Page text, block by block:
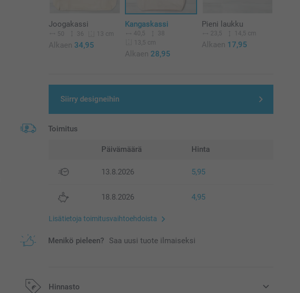
Joogakassi
50 36 13 cm
Alkaen 34,95
Kangaskassi
40,5
38
13,5 cm
Alkaen 28,95
Pieni laukku
23,5 14,5 cm
Alkaen 17,95
Siirry designeihin
Toimitus
Päivämäärä Hinta
13.8.2026 5,95
18.8.2026 4,95
Lisätietoja toimitusvaihtoehdoista
Menikö pieleen? Saa uusi tuote ilmaiseksi
Hinnasto